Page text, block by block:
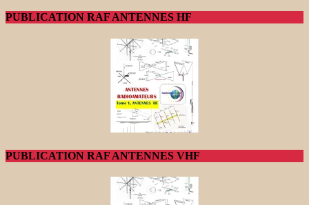
PUBLICATION RAF ANTENNES HF
PUBLICATION RAF ANTENNES VHF